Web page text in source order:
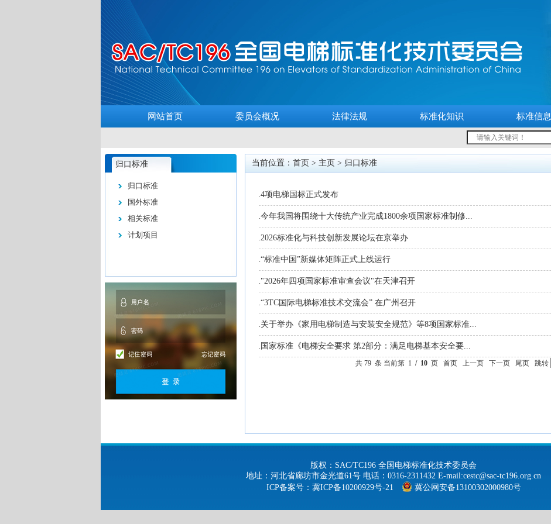
网站首页 委员会概况 法律法规 标准化知识 标准信息
归口标准
归口标准
国外标准
相关标准
计划项目
当前位置：首页 > 主页 > 归口标准
.4项电梯国标正式发布
.今年我国将围绕十大传统产业完成1800余项国家标准制修...
.2026标准化与科技创新发展论坛在京举办
.“标准中国”新媒体矩阵正式上线运行
."2026年四项国家标准审查会议"在天津召开
.“3TC国际电梯标准技术交流会” 在广州召开
.关于举办《家用电梯制造与安装安全规范》等8项国家标准...
. 国家标准《电梯安全要求 第2部分：满足电梯基本安全要...
共 79 条 当前第 1 / 10 页 首页 上一页 下一页 尾页 跳转
版权：SAC/TC196 全国电梯标准化技术委员会
地址：河北省廊坊市金光道61号 电话：0316-2311432 E-mail:cestc@sac-tc196.org.cn
ICP备案号：冀ICP备10200929号-21 冀公网安备13100302000980号